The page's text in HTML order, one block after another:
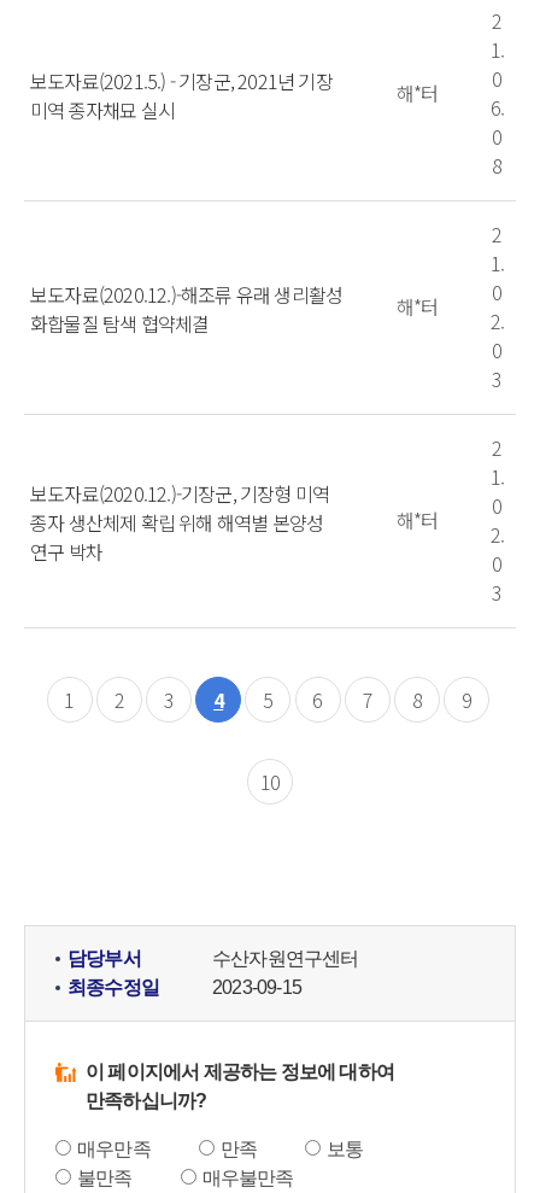
보도자료(2021.5.) - 기장군, 2021년 기장
미역 종자채묘 실시
해*터
2
1.
0
6.
0
8
보도자료(2020.12.)-해조류 유래 생리활성
화합물질 탐색 협약체결
해*터
2
1.
0
2.
0
3
보도자료(2020.12.)-기장군, 기장형 미역
종자 생산체제 확립 위해 해역별 본양성
연구 박차
해*터
2
1.
0
2.
0
3
1 2 3 4 5 6 7 8 9
10
담당부서
수산자원연구센터
최종수정일
2023-09-15
이 페이지에서 제공하는 정보에 대하여
만족하십니까?
매우만족 만족
보통
불만족
매우불만족